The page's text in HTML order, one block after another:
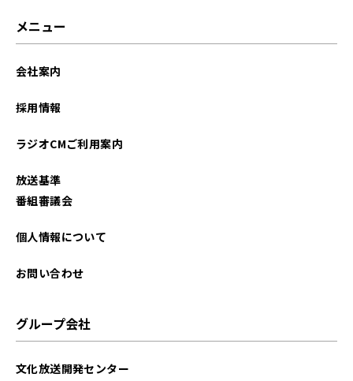
メニュー
会社案内
採用情報
ラジオCMご利用案内
放送基準
番組審議会
個人情報について
お問い合わせ
グループ会社
文化放送開発センター